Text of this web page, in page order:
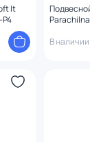
It
P4
В наличии